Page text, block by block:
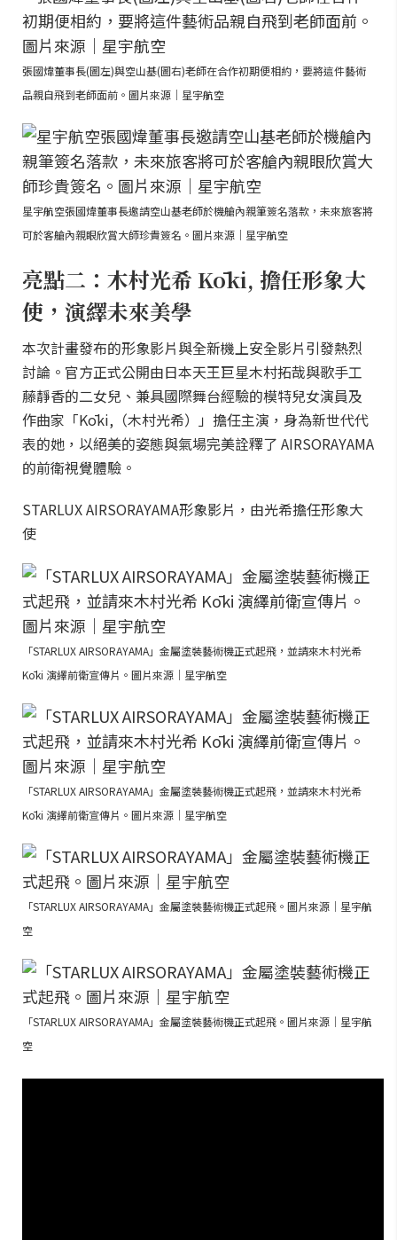
張國煒董事長(圖左)與空山基(圖右)老師在合作初期便相約，要將這件藝術
品親自飛到老師面前。圖片來源｜星宇航空
星宇航空張國煒董事長邀請空山基老師於機艙內親筆簽名落款，未來旅客將
可於客艙內親眼欣賞大師珍貴簽名。圖片來源｜星宇航空
亮點二：木村光希 Kōki, 擔任形象大
使，演繹未來美學
本次計畫發布的形象影片與全新機上安全影片引發熱烈
討論。官方正式公開由日本天王巨星木村拓哉與歌手工
藤靜香的二女兒、兼具國際舞台經驗的模特兒女演員及
作曲家「Kōki,（木村光希）」擔任主演，身為新世代代
表的她，以絕美的姿態與氣場完美詮釋了 AIRSORAYAMA
的前衛視覺體驗。
STARLUX AIRSORAYAMA形象影片，由光希擔任形象大
使
「STARLUX AIRSORAYAMA」金屬塗裝藝術機正式起飛，並請來木村光希
Kōki 演繹前衛宣傳片。圖片來源｜星宇航空
「STARLUX AIRSORAYAMA」金屬塗裝藝術機正式起飛，並請來木村光希
Kōki 演繹前衛宣傳片。圖片來源｜星宇航空
「STARLUX AIRSORAYAMA」金屬塗裝藝術機正式起飛。圖片來源｜星宇航
空
「STARLUX AIRSORAYAMA」金屬塗裝藝術機正式起飛。圖片來源｜星宇航
空